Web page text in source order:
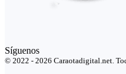
Síguenos
© 2022 - 2026 Caraotadigital.net.